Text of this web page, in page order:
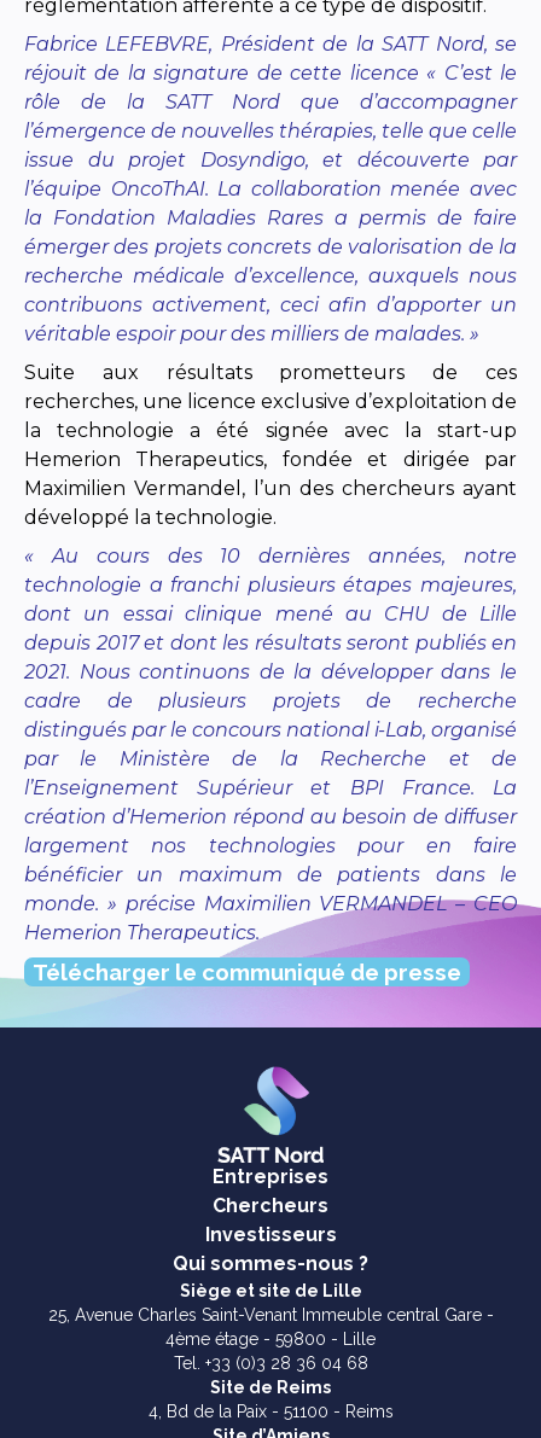
réglementation afférente à ce type de dispositif.
Fabrice LEFEBVRE, Président de la SATT Nord, se
réjouit de la signature de cette licence « C’est le
rôle de la SATT Nord que d’accompagner
l’émergence de nouvelles thérapies, telle que celle
issue du projet Dosyndigo, et découverte par
l’équipe OncoThAI. La collaboration menée avec
la Fondation Maladies Rares a permis de faire
émerger des projets concrets de valorisation de la
recherche médicale d’excellence, auxquels nous
contribuons activement, ceci afin d’apporter un
véritable espoir pour des milliers de malades. »
Suite aux résultats prometteurs de ces
recherches, une licence exclusive d’exploitation de
la technologie a été signée avec la start-up
Hemerion Therapeutics, fondée et dirigée par
Maximilien Vermandel, l’un des chercheurs ayant
développé la technologie.
« Au cours des 10 dernières années, notre
technologie a franchi plusieurs étapes majeures,
dont un essaiclinique mené au CHU de Lille
depuis 2017 et dont les résultats seront publiés en
2021. Nous continuons de la développer dans le
cadre de plusieurs projets de recherche
distingués par le concours national i-Lab, organisé
par le Ministère de la Recherche et de
l’Enseignement Supérieur et BPI France. La
création d’Hemerion répond au besoin de diffuser
largement nos technologies pour en faire
bénéficier un maximum de patients dans le
monde. » précise Maximilien VERMANDEL – CEO
Hemerion Therapeutics.
Télécharger le communiqué de presse
Entreprises
Chercheurs
Investisseurs
Qui sommes-nous ?
Siège et site de Lille
25, Avenue Charles Saint-Venant Immeuble central Gare -
4ème étage - 59800 - Lille
Tel. +33 (0)3 28 36 04 68
Site de Reims
4, Bd de la Paix - 51100 - Reims